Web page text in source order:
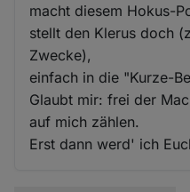
macht diesem Hokus-
stellt den Klerus doch
Zwecke),
einfach in die "Kurze-
Glaubt mir: frei der
auf mich zählen.
Erst dann werd' ich